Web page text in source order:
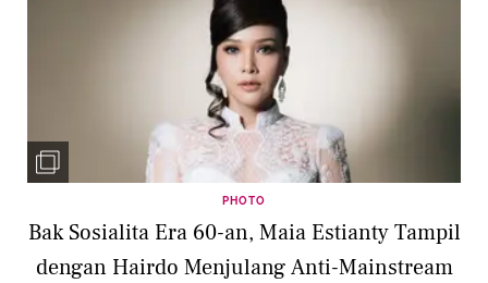
PHOTO
Bak Sosialita Era 60-an, Maia Estianty Tampil
dengan Hairdo Menjulang Anti-Mainstream